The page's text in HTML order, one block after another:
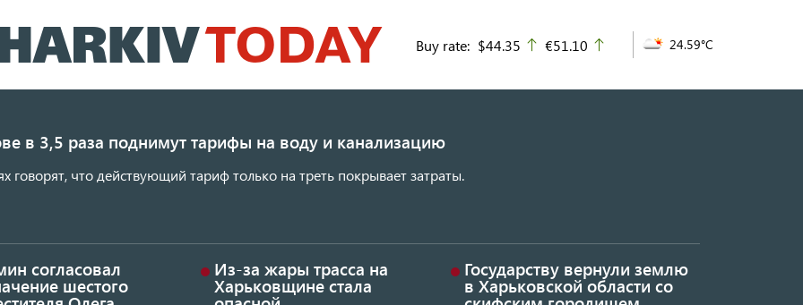
к
основному
Buy rate: $44.35 up
€51.10 24.59°C
в 3,5 раза поднимут тарифы на воду и канализацию
говорят, что действующий тариф только на треть покрывает затраты.
согласовал
шестого
Из-за жары трасса на
Харьковщине стала
Государству вернули землю
в Харьковской области со